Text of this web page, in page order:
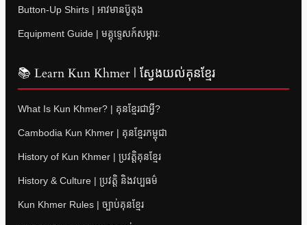
Button-Up Shirts | អាវមានប៊ូតុង
Equipment Guide | មគ្គុទ្ទេសក៍សម្ភារៈ
📚 Learn Kun Khmer | ស្វែងយល់គុនខ្មែរ
What Is Kun Khmer? | គុនខ្មែរជាអ្វី?
Cambodia Kun Khmer | គុនខ្មែរកម្ពុជា
History of Kun Khmer | ប្រវត្តិគុនខ្មែរ
History & Culture | ប្រវត្តិ និងវប្បធម៌
Kun Khmer Rules | ច្បាប់គុនខ្មែរ